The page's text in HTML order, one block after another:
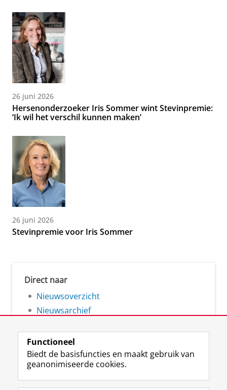
26 juni 2026
Hersenonderzoeker Iris Sommer wint Stevinpremie:
‘Ik wil het verschil kunnen maken’
26 juni 2026
Stevinpremie voor Iris Sommer
Direct naar
Nieuwsoverzicht
Nieuwsarchief
Volg de RUG
F
L
R I
Y
Functioneel
Biedt de basisfuncties en maakt gebruik van
geanonimiseerde cookies.